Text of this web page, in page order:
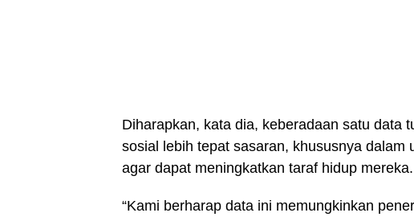
Diharapkan, kata dia, keberadaan satu data
sosial lebih tepat sasaran, khususnya
agar dapat meningkatkan taraf hidup mereka.
“Kami berharap data ini memungkinkan